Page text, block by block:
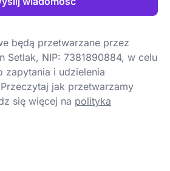
będą przetwarzane przez
Setlak, NIP: 7381890884, w celu
zapytania i udzielenia
jak przetwarzamy
się więcej na polityka